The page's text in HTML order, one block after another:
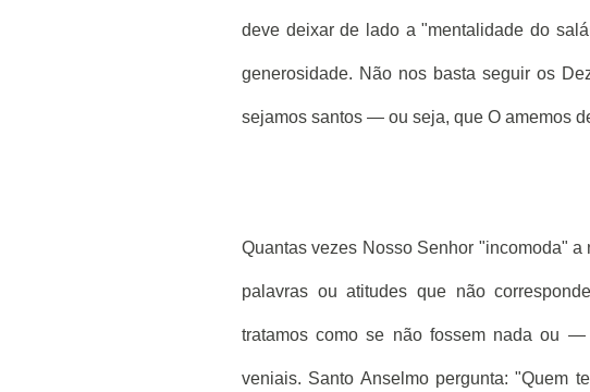
deve deixar de lado a "mentalidade do
generosidade. Não nos basta seguir os
sejamos santos — ou seja, que O amemos
Quantas vezes Nosso Senhor "incomoda"
palavras ou atitudes que não
tratamos como se não fossem nada ou
veniais. Santo Anselmo pergunta: "Quem